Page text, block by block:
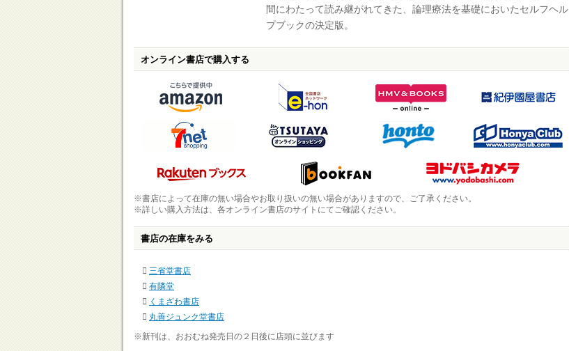
間にわたって読み継がれてきた、論理療法を基礎においたセルフヘル
プブックの決定版。
オンライン書店で購入する
※書店によって在庫の無い場合やお取り扱いの無い場合がありますので、ご了承ください。
※詳しい購入方法は、各オンライン書店のサイトにてご確認ください。
書店の在庫をみる
三省堂書店
有隣堂
くまざわ書店
丸善ジュンク堂書店
※新刊は、おおむね発売日の２日後に店頭に並びます